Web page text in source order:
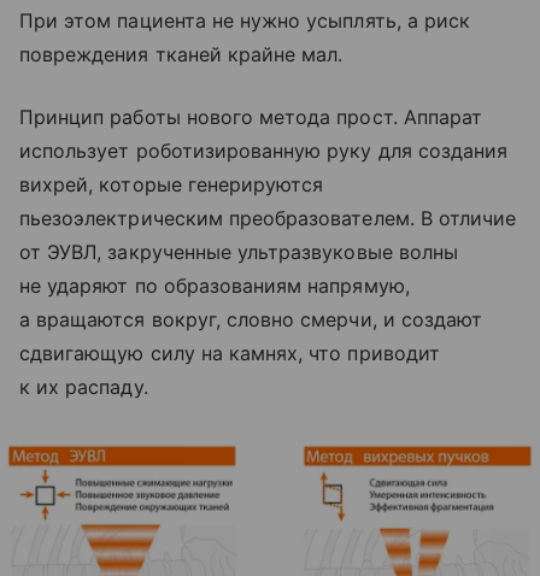
При этом пациента не нужно усыплять, а риск
повреждения тканей крайне мал.
Принцип работы нового метода прост. Аппарат
использует роботизированную руку для создания
вихрей, которые генерируются
пьезоэлектрическим преобразователем. В отличие
от ЭУВЛ, закрученные ультразвуковые волны
не ударяют по образованиям напрямую,
а вращаются вокруг, словно смерчи, и создают
сдвигающую силу на камнях, что приводит
к их распаду.